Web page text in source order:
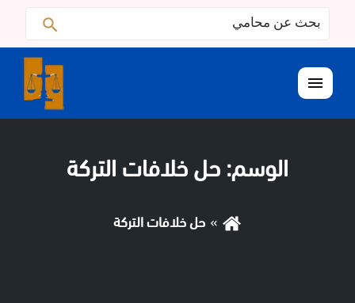
البحث
عن:
القائمة
الوسم: حل خلافات التركة
حل خلافات التركة